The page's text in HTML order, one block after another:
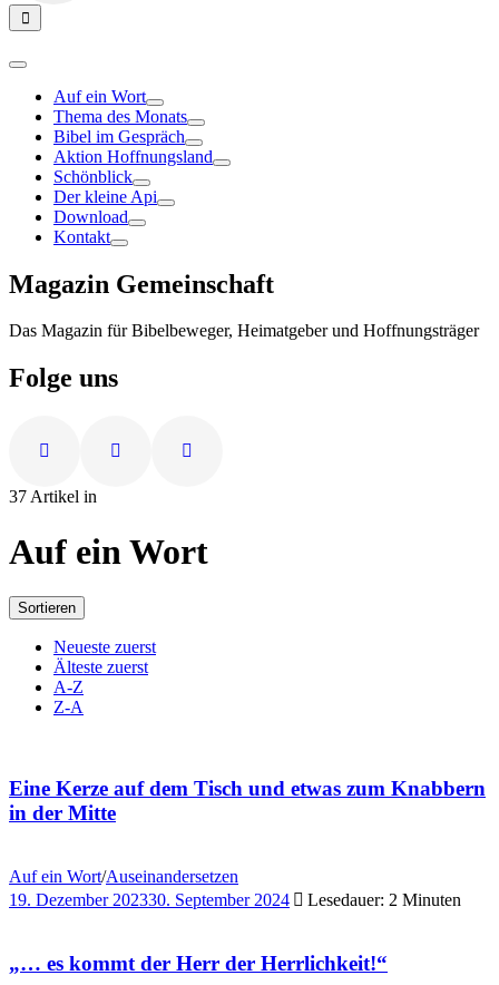
Auf ein Wort
Thema des Monats
Bibel im Gespräch
Aktion Hoffnungsland
Schönblick
Der kleine Api
Download
Kontakt
Magazin Gemeinschaft
Das Magazin für Bibelbeweger, Heimatgeber und Hoffnungsträger
Folge uns
37 Artikel in
Auf ein Wort
Sortieren
Neueste zuerst
Älteste zuerst
A-Z
Z-A
Eine Kerze auf dem Tisch und etwas zum Knabbern
in der Mitte
Auf ein Wort/Auseinandersetzen
19. Dezember 202330. September 2024 Lesedauer: 2 Minuten
„… es kommt der Herr der Herrlichkeit!“